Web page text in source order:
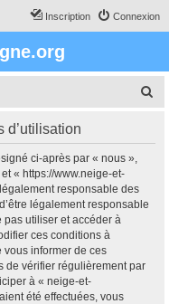
Connexion
Inscription
d’utilisation
ci-après par « nous »,
« https://www.neige-et-
responsable des
légalement responsable
utiliser et accéder à
ces conditions à
vous informer de ces
de vérifier régulièrement par
à « neige-et-
été effectuées, vous